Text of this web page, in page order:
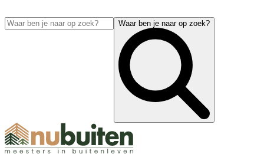
Waar ben je naar op zoek?